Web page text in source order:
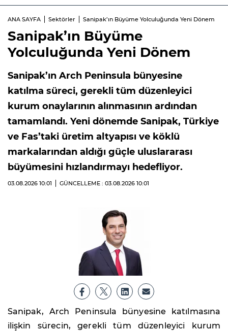
ANA SAYFA Sektörler Sanipak’ın Büyüme Yolculuğunda Yeni Dönem
Sanipak’ın Büyüme
Yolculuğunda Yeni Dönem
Sanipak’ın Arch Peninsula bünyesine
katılma süreci, gerekli tüm düzenleyici
kurum onaylarının alınmasının ardından
tamamlandı. Yeni dönemde Sanipak, Türkiye
ve Fas’taki üretim altyapısı ve köklü
markalarından aldığı güçle uluslararası
büyümesini hızlandırmayı hedefliyor.
03.08.2026 10:01 GÜNCELLEME : 03.08.2026 10:01
Sanipak, Arch Peninsula bünyesine katılmasına
ilişkin sürecin, gerekli tüm düzenleyici kurum